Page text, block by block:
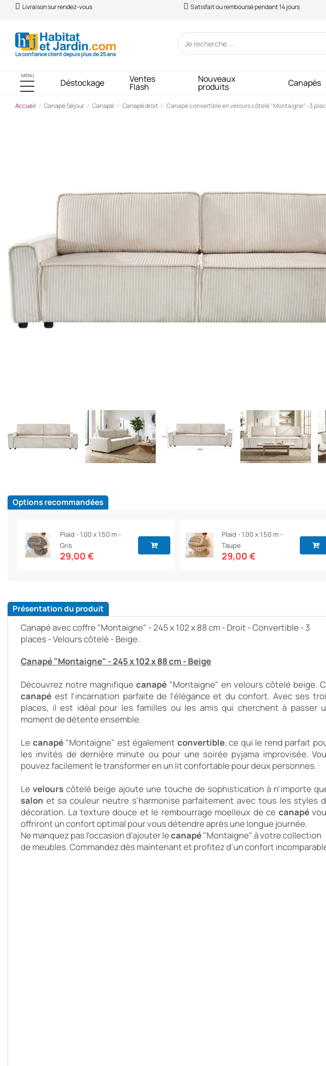
Livraison sur rendez-vous Satisfait ou remboursé pendant 14 jours
MENU
Déstockage Ventes
Flash
Nouveaux
produits Canapés
Accueil Canapé Séjour Canapé Canapé droit Canapé convertible en velours côtelé "Montaigne" -3
Options recommandées
Plaid - 1.00 x 1.50 m -
Gris
29,00 €
Plaid - 1.00 x 1.50 m -
Taupe
29,00 €
Présentation du produit
Canapé avec coffre "Montaigne" - 245 x 102 x 88 cm - Droit - Convertible - 3
places - Velours côtelé - Beige.
Canapé "Montaigne" - 245 x 102 x 88 cm - Beige
Découvrez notre magnifique canapé
canapé est l'incarnation parfaite de l'élégance et du confort. Avec ses
places, il est idéal pour les familles ou les amis qui cherchent à passer
moment de détente ensemble.
Le canapé "Montaigne" est également convertible, ce qui le rend parfait
les invités de dernière minute ou pour une soirée pyjama improvisée.
pouvez facilement le transformer en un lit confortable pour deux personnes.
Le velours
salon et sa couleur neutre s'harmonise parfaitement avec tous les styles
décoration. La texture douce et le rembourrage moelleux de ce canapé
offriront un confort optimal pour vous détendre après une longue journée.
Ne manquez pas l'occasion d'ajouter le canapé "Montaigne" à votre collection
de meubles. Commandez dès maintenant et profitez d'un confort